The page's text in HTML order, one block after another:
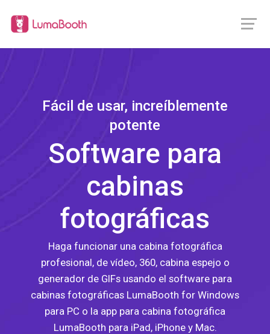
Fácil de usar, increíblemente
potente
Software para
cabinas
fotográficas
Haga funcionar una cabina fotográfica
profesional, de vídeo, 360, cabina espejo o
generador de GIFs usando el software para
cabinas fotográficas LumaBooth for Windows
para PC o la app para cabina fotográfica
LumaBooth para iPad, iPhone y Mac.